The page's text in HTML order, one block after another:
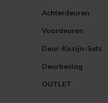
Achterdeuren
Voordeuren
Deur-Kozijn-Sets
Deurbeslag
OUTLET